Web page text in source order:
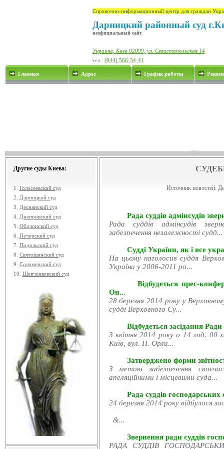
Справочно-информационный центр для граждан
Дарницкий районный суд
неофициальный сайт
Украина, Киев 02099, ул. Севастопольская 14
тел.: (044) 566-34-41
Главная Адрес График работы
Другие суды Киева:
1. Голосеевский суд
2.
Дарницкий суд
3.
Деснянский суд
4. Днепровский суд
5. Оболонский суд
6. Печерский суд
7. Подольский суд
8. Святошинский суд
9. Соломенский суд
10. Шевченковский суд
Источник новостей:
Рада суддів адмінсудів
Рада суддів адмінсудів
забезпечення незалежності судд...
Судді України, як і все
На цьому наголосив суддя
України у 2006-2011 ро...
Відбудеться прес-
Он...
28 березня 2014 року у
судді Верховного Су...
Відбудеться засідання
3 квітня 2014 року о 14 год. 00
Київ, вул. П. Орли...
Затверджено форми
З метою забезпечення
апеляційними і місцевими суда...
Рада суддів господарських
24 березня 2014 року відбулося
&...
Звернення ради суддів
РАДА СУДДІВ